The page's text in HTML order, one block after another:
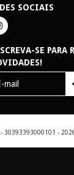
SOCIAIS
SE PARA
- 30393393000101 -